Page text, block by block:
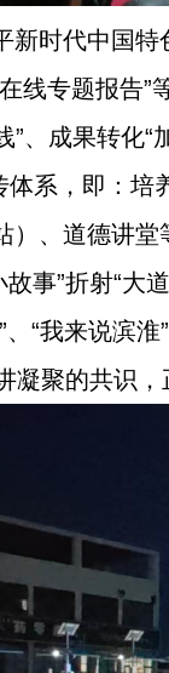
新时代中国
线专题报告
”、成果转化
体系，即：
）、道德讲
事”折射“大
“我来说滨
凝聚的共识